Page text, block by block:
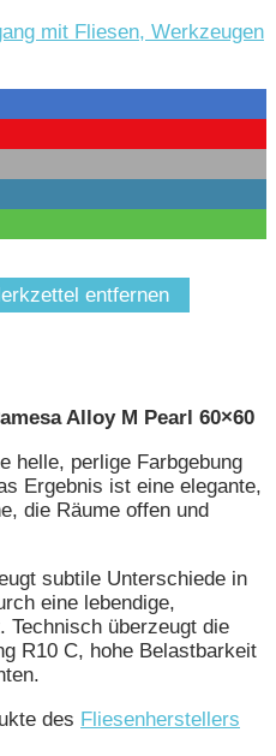
mit Fliesen, Werkzeugen
entfernen
Alloy M Pearl 60×60
helle, perlige Farbgebung
Ergebnis ist eine elegante,
die Räume offen und
subtile Unterschiede in
eine lebendige,
Technisch überzeugt die
R10 C, hohe Belastbarkeit
des Fliesenherstellers